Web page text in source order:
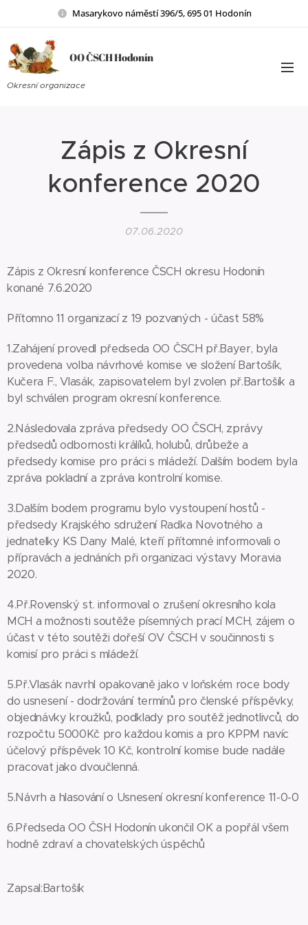
Masarykovo náměstí 396/5, 695 01 Hodonín
OO ČSCH Hodonín
Okresní organizace
Zápis z Okresní
konference 2020
07.06.2020
Zápis z Okresní konference ČSCH okresu Hodonín
konané 7.6.2020
Přítomno 11 organizací z 19 pozvaných - účast 58%
1.Zahájení provedl předseda OO ČSCH př.Bayer, byla
provedena volba návrhové komise ve složení Bartošík,
Kučera F., Vlasák, zapisovatelem byl zvolen př.Bartošík a
byl schválen program okresní konference.
2.Následovala zpráva předsedy OO ČSCH, zprávy
předsedů odbornosti králíků, holubů, drůbeže a
předsedy komise pro práci s mládeží. Dalším bodem byla
zpráva pokladní a zpráva kontrolní komise.
3.Dalším bodem programu bylo vystoupení hostů -
předsedy Krajského sdružení Radka Novotného a
jednatelky KS Dany Malé, kteří přítomné informovali o
přípravách a jednáních při organizaci výstavy Moravia
2020.
4.Př.Rovenský st. informoval o zrušení okresního kola
MCH a možnosti soutěže písemných prací MCH, zájem o
účast v této soutěži dořeší OV ČSCH v součinnosti s
komisí pro práci s mládeží.
5.Př.Vlasák navrhl opakovaně jako v loňském roce body
do usnesení - dodržování termínů pro členské příspěvky,
objednávky kroužků, podklady pro soutěž jednotlivců, do
rozpočtu 5000Kč pro každou komis a pro KPPM navíc
účelový příspěvek 10 Kč, kontrolní komise bude nadále
pracovat jako dvoučlenná.
5.Návrh a hlasování o Usnesení okresní konference 11-0-0
6.Předseda OO ČSH Hodonín ukončil OK a popřál všem
hodně zdraví a chovatelských úspěchů
Zapsal:Bartošík